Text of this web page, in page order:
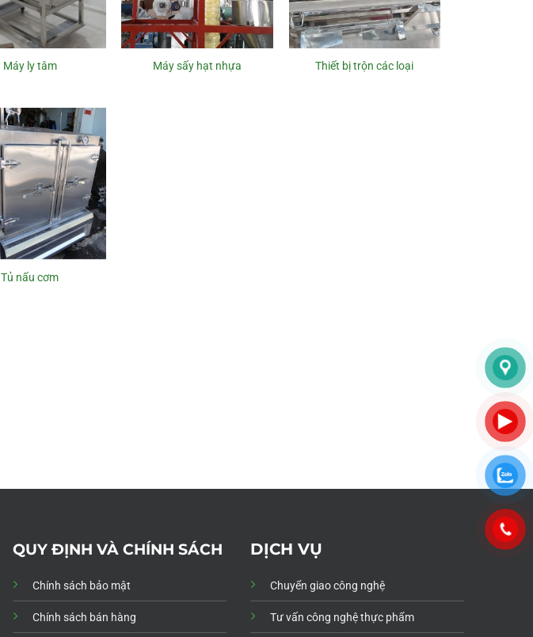
Máy ly tâm Máy sấy hạt nhựa Thiết bị trộn các loại
Tủ nấu cơm
QUY ĐỊNH VÀ CHÍNH SÁCH
Chính sách bảo mật
Chính sách bán hàng
DỊCH VỤ
Chuyển giao công nghệ
Tư vấn công nghệ thực phẩm